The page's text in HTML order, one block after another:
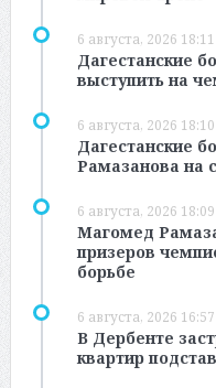
6 августа, 2026 18:11
Дагестанские
выступить на
6 августа, 2026 18:10
Дагестанские
Рамазанова на
6 августа, 2026 18:09
Магомед
призеров
борьбе
6 августа, 2026 16:57
В Дербенте
квартир